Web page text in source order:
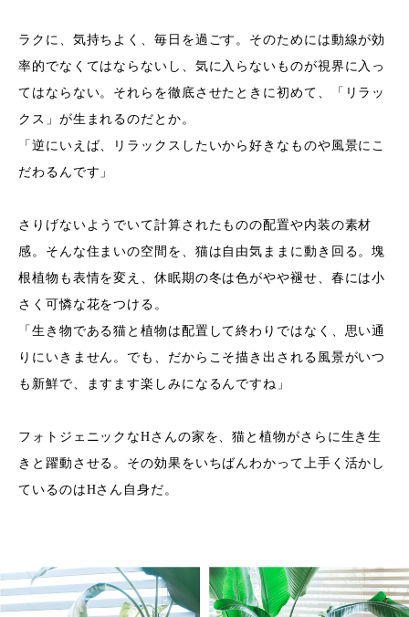
ラクに、気持ちよく、毎日を過ごす。そのためには動線が効
率的でなくてはならないし、気に入らないものが視界に入っ
てはならない。それらを徹底させたときに初めて、「リラッ
クス」が生まれるのだとか。
「逆にいえば、リラックスしたいから好きなものや風景にこ
だわるんです」
さりげないようでいて計算されたものの配置や内装の素材
感。そんな住まいの空間を、猫は自由気ままに動き回る。塊
根植物も表情を変え、休眠期の冬は色がやや褪せ、春には小
さく可憐な花をつける。
「生き物である猫と植物は配置して終わりではなく、思い通
りにいきません。でも、だからこそ描き出される風景がいつ
も新鮮で、ますます楽しみになるんですね」
フォトジェニックなHさんの家を、猫と植物がさらに生き生
きと躍動させる。その効果をいちばんわかって上手く活かし
ているのはHさん自身だ。